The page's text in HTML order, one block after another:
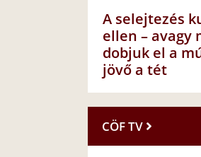
A selejtezés
ellen – avagy
dobjuk el a
jövő a tét
CÖF TV